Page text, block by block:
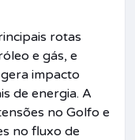
rotas
e gás, e
impacto
de energia. A
no Golfo e
no fluxo de